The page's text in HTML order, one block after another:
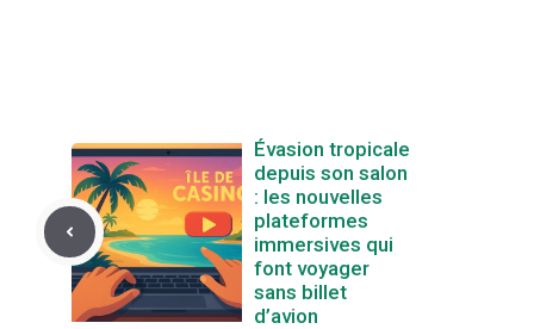
Évasion tropicale
depuis son salon
: les nouvelles
plateformes
immersives qui
font voyager
sans billet
d’avion